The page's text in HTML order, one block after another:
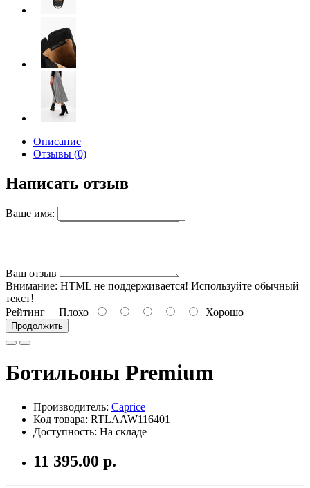
Описание
Отзывы (0)
Написать отзыв
Ваше имя:
Ваш отзыв
Внимание: HTML не поддерживается! Используйте обычный
текст!
Рейтинг Плохо Хорошо
Продолжить
Ботильоны Premium
Производитель: Caprice
Код товара: RTLAAW116401
Доступность: На складе
11 395.00 р.